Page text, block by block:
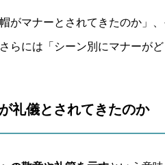
がマナーとされてきたのか」
らには「シーン別にマナーが
礼儀とされてきたのか